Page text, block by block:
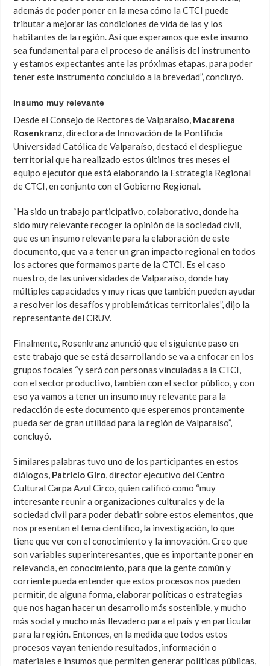
además de poder poner en la mesa cómo la CTCI puede
tributar a mejorar las condiciones de vida de las y los
habitantes de la región. Así que esperamos que este insumo
sea fundamental para el proceso de análisis del instrumento
y estamos expectantes ante las próximas etapas, para poder
tener este instrumento concluido a la brevedad”, concluyó.
Insumo muy relevante
Desde el Consejo de Rectores de Valparaíso, Macarena
Rosenkranz, directora de Innovación de la Pontificia
Universidad Católica de Valparaíso, destacó el despliegue
territorial que ha realizado estos últimos tres meses el
equipo ejecutor que está elaborando la Estrategia Regional
de CTCI, en conjunto con el Gobierno Regional.
“Ha sido un trabajo participativo, colaborativo, donde ha
sido muy relevante recoger la opinión de la sociedad civil,
que es un insumo relevante para la elaboración de este
documento, que va a tener un gran impacto regional en todos
los actores que formamos parte de la CTCI. Es el caso
nuestro, de las universidades de Valparaíso, donde hay
múltiples capacidades y muy ricas que también pueden ayudar
a resolver los desafíos y problemáticas territoriales”, dijo la
representante del CRUV.
Finalmente, Rosenkranz anunció que el siguiente paso en
este trabajo que se está desarrollando se va a enfocar en los
grupos focales “y será con personas vinculadas a la CTCI,
con el sector productivo, también con el sector público, y con
eso ya vamos a tener un insumo muy relevante para la
redacción de este documento que esperemos prontamente
pueda ser de gran utilidad para la región de Valparaíso”,
concluyó.
Similares palabras tuvo uno de los participantes en estos
diálogos, Patricio Giro, director ejecutivo del Centro
Cultural Carpa Azul Circo, quien calificó como “muy
interesante reunir a organizaciones culturales y de la
sociedad civil para poder debatir sobre estos elementos, que
nos presentan el tema científico, la investigación, lo que
tiene que ver con el conocimiento y la innovación. Creo que
son variables superinteresantes, que es importante poner en
relevancia, en conocimiento, para que la gente común y
corriente pueda entender que estos procesos nos pueden
permitir, de alguna forma, elaborar políticas o estrategias
que nos hagan hacer un desarrollo más sostenible, y mucho
más social y mucho más llevadero para el país y en particular
para la región. Entonces, en la medida que todos estos
procesos vayan teniendo resultados, información o
materiales e insumos que permiten generar políticas públicas,